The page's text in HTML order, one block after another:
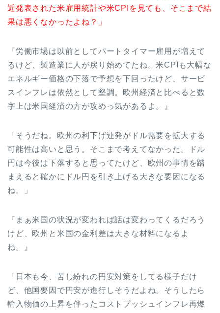
近発表された米雇用統計や米CPIを見ても、そこまで結
果は悪くなかったよね？」
『労働市場は以前としてパートタイマー雇用が増えて
るけど、製造業に人が戻り始めてたね。米CPIも大幅な
エネルギー価格の下落で予想を下回ったけど、サービ
スインフレは依然として堅調。欧州経済と比べると数
字上は米国経済の方が攻めっ気があるよ。』
「そうだね。欧州の利下げ連発がドル需要を拡大する
可能性は高いと思う。そこまで考えてなかった。ドル
円は今後は下落すると思ってたけど、欧州の事情を踏
まえると確かにドル円を引き上げる大きな要因になる
ね。」
『まぁ米国の状況が変われば話は変わってくるだろう
けど、欧州と米国の金利差は大きな材料になるよ
ね。』
「日本も今、苦し紛れの円安対策をしてる様子だけ
ど、他国要因で円安が進行しそうだよね。そうしたら
輸入物価の上昇を伴ったコストプッシュインフレ再燃